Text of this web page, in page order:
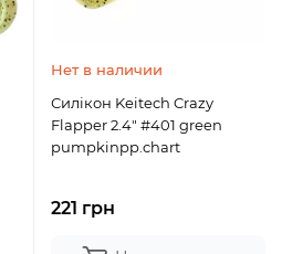
Нет в наличии
Силікон Keitech Crazy
Flapper 2.4" #401 green
pumpkinpp.chart
221 грн